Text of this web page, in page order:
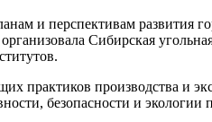
и перспективам развития
Сибирская
практиков производства и
безопасности и